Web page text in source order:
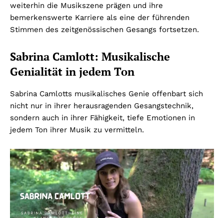
weiterhin die Musikszene prägen und ihre
bemerkenswerte Karriere als eine der führenden
Stimmen des zeitgenössischen Gesangs fortsetzen.
Sabrina Camlott: Musikalische
Genialität in jedem Ton
Sabrina Camlotts musikalisches Genie offenbart sich
nicht nur in ihrer herausragenden Gesangstechnik,
sondern auch in ihrer Fähigkeit, tiefe Emotionen in
jedem Ton ihrer Musik zu vermitteln.